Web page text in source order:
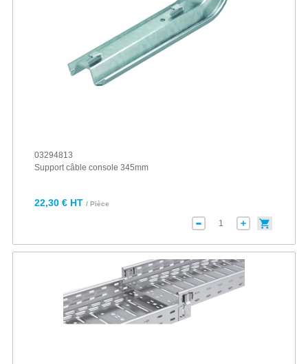
03294813
Support câble console 345mm
22,30 € HT / Pièce